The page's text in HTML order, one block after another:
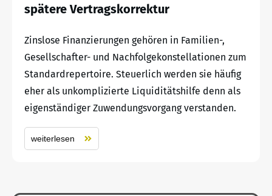
spätere Vertragskorrektur
Zinslose Finanzierungen gehören in Familien-,
Gesellschafter- und Nachfolgekonstellationen zum
Standardrepertoire. Steuerlich werden sie häufig
eher als unkomplizierte Liquiditätshilfe denn als
eigenständiger Zuwendungsvorgang verstanden.
weiterlesen